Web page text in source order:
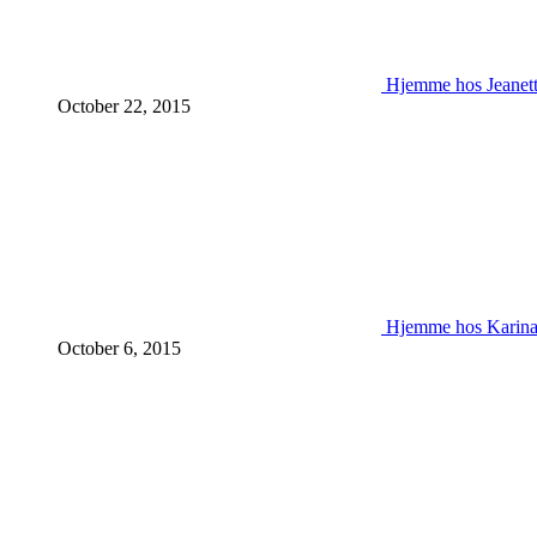
Hjemme hos
October 22, 2015
Hjemme hos Karina
October 6, 2015